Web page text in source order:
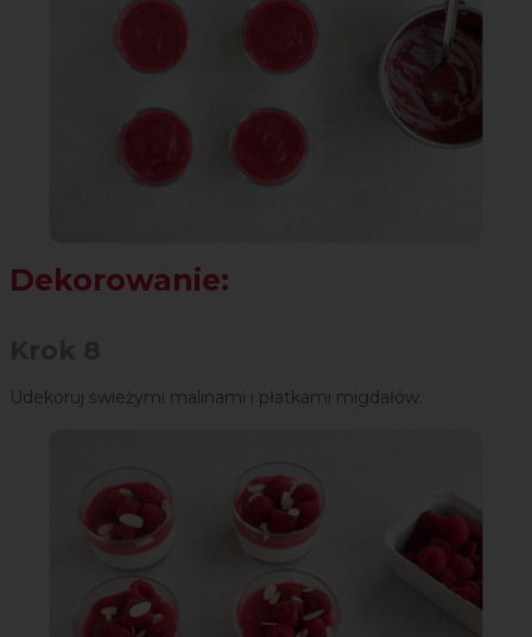
Dekorowanie:
Udekoruj świeżymi malinami i płatkami migdałów.